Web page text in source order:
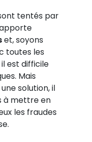
tentés par
et, soyons
toutes les
est difficile
Mais
solution, il
à mettre en
les fraudes